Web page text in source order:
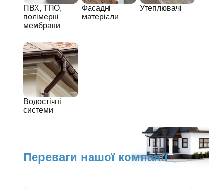
ПВХ, ТПО,
полімерні
мембрани
Фасадні
матеріали
Утеплювачі
Водостічні
системи
Переваги нашої компанії